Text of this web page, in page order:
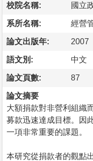
校院名稱: 國立
系所名稱: 經營
論文出版年: 2007
語文別: 中文
論文頁數: 87
論文摘要
大額捐款對非營利組織
募款迅速達成目標。因
一項非常重要的課題。
本研究從捐款者的觀點